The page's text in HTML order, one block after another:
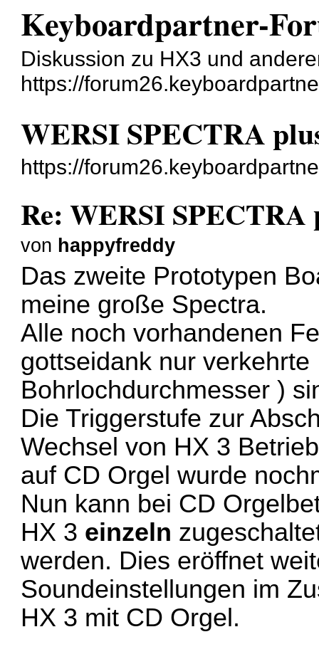
Keyboardpartner-
Diskussion zu HX3 und
https://
WERSI SPECTRA
https://
Re: WERSI SPECTRA
von happyfreddy
Das zweite Prototypen
meine große Spectra.
Alle noch vorhandenen
gottseidank nur verkehrte
Bohrlochdurchmesser )
Die Triggerstufe zur
Wechsel von HX 3 Betrieb
auf CD Orgel wurde
Nun kann bei CD
HX 3 einzeln
werden. Dies eröffnet
Soundeinstellungen im
HX 3 mit CD Orgel.